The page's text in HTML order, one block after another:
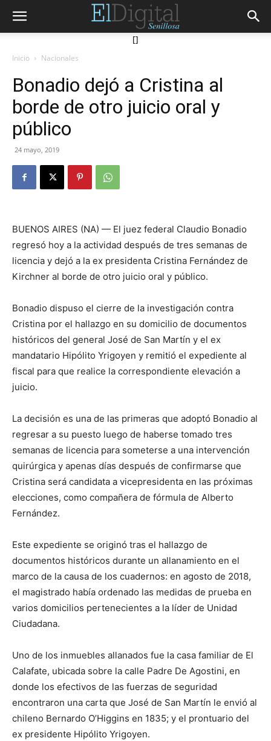
[]
Inicio Nacionales
Bonadio dejó a Cristina al
borde de otro juicio oral y
público
24 mayo, 2019
BUENOS AIRES (NA) — El juez federal Claudio Bonadio
regresó hoy a la actividad después de tres semanas de
licencia y dejó a la ex presidenta Cristina Fernández de
Kirchner al borde de otro juicio oral y público.
Bonadio dispuso el cierre de la investigación contra
Cristina por el hallazgo en su domicilio de documentos
históricos del general José de San Martín y el ex
mandatario Hipólito Yrigoyen y remitió el expediente al
fiscal para que realice la correspondiente elevación a
juicio.
La decisión es una de las primeras que adoptó Bonadio al
regresar a su puesto luego de haberse tomado tres
semanas de licencia para someterse a una intervención
quirúrgica y apenas días después de confirmarse que
Cristina será candidata a vicepresidenta en las próximas
elecciones, como compañera de fórmula de Alberto
Fernández.
Este expediente se originó tras el hallazgo de
documentos históricos durante un allanamiento en el
marco de la causa de los cuadernos: en agosto de 2018,
el magistrado había ordenado las medidas de prueba en
varios domicilios pertenecientes a la líder de Unidad
Ciudadana.
Uno de los inmuebles allanados fue la casa familiar de El
Calafate, ubicada sobre la calle Padre De Agostini, en
donde los efectivos de las fuerzas de seguridad
encontraron una carta que José de San Martín le envió al
chileno Bernardo O’Higgins en 1835; y el prontuario del
ex presidente Hipólito Yrigoyen.